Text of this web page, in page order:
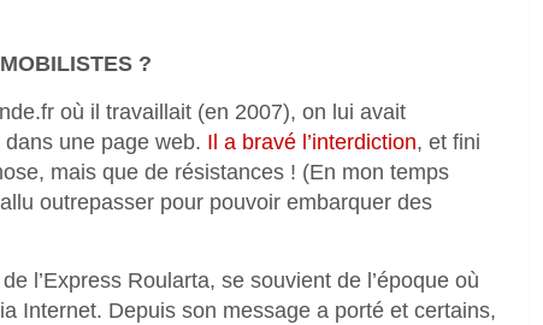
?
où il travaillait (en 2007), on lui avait
une page web. Il a bravé l’interdiction, et fini
mais que de résistances ! (En mon temps
outrepasser pour pouvoir embarquer des
l’Express Roularta, se souvient de l’époque où
Internet. Depuis son message a porté et certains,